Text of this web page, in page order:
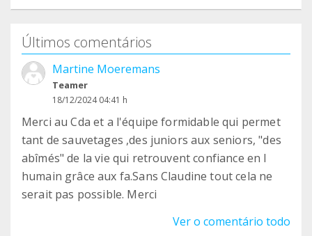
Últimos comentários
Martine Moeremans
Teamer
18/12/2024 04:41 h
Merci au Cda et a l'équipe formidable qui permet
tant de sauvetages ,des juniors aux seniors, "des
abîmés" de la vie qui retrouvent confiance en l
humain grâce aux fa.Sans Claudine tout cela ne
serait pas possible. Merci
Ver o comentário todo